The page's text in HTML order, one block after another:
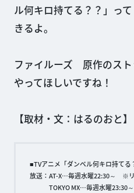
ル何キロ持てる？？」っ
きるよ。
ファイルーズ 原作のス
やってほしいですね！
【取材・文：はるのおと】
■TVアニメ「ダンベル何キロ持てる
放送：AT-X…毎週水曜22:30～ ※
TOKYO MX…毎週水曜23:30～